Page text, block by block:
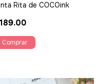
Rita de COCOink